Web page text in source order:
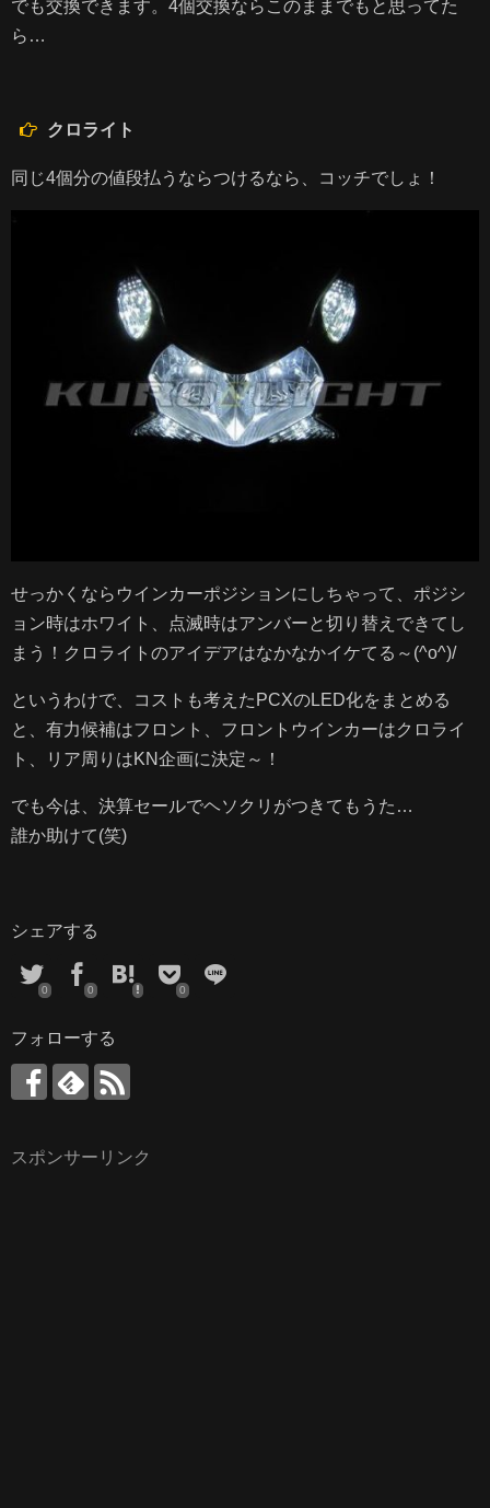
でも交換できます。4個交換ならこのままでもと思ってた
ら…
クロライト
同じ4個分の値段払うならつけるなら、コッチでしょ！
せっかくならウインカーポジションにしちゃって、ポジシ
ョン時はホワイト、点滅時はアンバーと切り替えできてし
まう！クロライトのアイデアはなかなかイケてる～(^o^)/
というわけで、コストも考えたPCXのLED化をまとめる
と、有力候補はフロント、フロントウインカーはクロライ
ト、リア周りはKN企画に決定～！
でも今は、決算セールでヘソクリがつきてもうた…
誰か助けて(笑)
シェアする
0 0 0
フォローする
スポンサーリンク